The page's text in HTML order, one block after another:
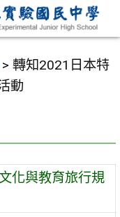
> 轉知2021日本特
動
化與教育旅行規